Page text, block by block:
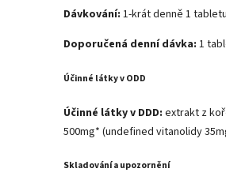
Dávkování: 1-krát denně 1
Doporučená denní dávka: 1
Účinné látky v ODD
Účinné látky v DDD: extrakt z
500mg* (undefined vitanolidy
Skladování a upozornění